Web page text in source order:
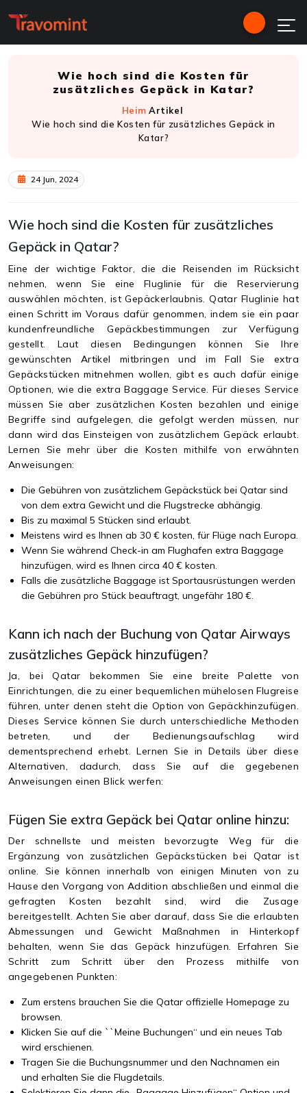
Wie hoch sind die Kosten für
zusätzliches Gepäck in Katar?
Heim Artikel
Wie hoch sind die Kosten für zusätzliches Gepäck in
Katar?
24 Jun, 2024
Wie hoch sind die Kosten für zusätzliches
Gepäck in Qatar?
Eine der wichtige Faktor, die die Reisenden im Rücksicht
nehmen, wenn Sie eine Fluglinie für die Reservierung
auswählen möchten, ist Gepäckerlaubnis. Qatar Fluglinie hat
einen Schritt im Voraus dafür genommen, indem sie ein paar
kundenfreundliche Gepäckbestimmungen zur Verfügung
gestellt. Laut diesen Bedingungen können Sie Ihre
gewünschten Artikel mitbringen und im Fall Sie extra
Gepäckstücken mitnehmen wollen, gibt es auch dafür einige
Optionen, wie die extra Baggage Service. Für dieses Service
müssen Sie aber zusätzlichen Kosten bezahlen und einige
Begriffe sind aufgelegen, die gefolgt werden müssen, nur
dann wird das Einsteigen von zusätzlichem Gepäck erlaubt.
Lernen Sie mehr über die Kosten mithilfe von erwähnten
Anweisungen:
Die Gebühren von zusätzlichem Gepäckstück bei Qatar sind
von dem extra Gewicht und die Flugstrecke abhängig.
Bis zu maximal 5 Stücken sind erlaubt.
Meistens wird es Ihnen ab 30 € kosten, für Flüge nach Europa.
Wenn Sie während Check-in am Flughafen extra Baggage
hinzufügen, wird es Ihnen circa 40 € kosten.
Falls die zusätzliche Baggage ist Sportausrüstungen werden
die Gebühren pro Stück beauftragt, ungefähr 180 €.
Kann ich nach der Buchung von Qatar Airways
zusätzliches Gepäck hinzufügen?
Ja, bei Qatar bekommen Sie eine breite Palette von
Einrichtungen, die zu einer bequemlichen mühelosen Flugreise
führen, unter denen steht die Option von Gepäckhinzufügen.
Dieses Service können Sie durch unterschiedliche Methoden
betreten, und der Bedienungsaufschlag wird
dementsprechend erhebt. Lernen Sie in Details über diese
Alternativen, dadurch, dass Sie auf die gegebenen
Anweisungen einen Blick werfen:
Fügen Sie extra Gepäck bei Qatar online hinzu:
Der schnellste und meisten bevorzugte Weg für die
Ergänzung von zusätzlichen Gepäckstücken bei Qatar ist
online. Sie können innerhalb von einigen Minuten von zu
Hause den Vorgang von Addition abschließen und einmal die
gefragten Kosten bezahlt sind, wird die Zusage
bereitgestellt. Achten Sie aber darauf, dass Sie die erlaubten
Abmessungen und Gewicht Maßnahmen in Hinterkopf
behalten, wenn Sie das Gepäck hinzufügen. Erfahren Sie
Schritt zum Schritt über den Prozess mithilfe von
angegebenen Punkten:
Zum erstens brauchen Sie die Qatar offizielle Homepage zu
browsen.
Klicken Sie auf die ``Meine Buchungen“ und ein neues Tab
wird erschienen.
Tragen Sie die Buchungsnummer und den Nachnamen ein
und erhalten Sie die Flugdetails.